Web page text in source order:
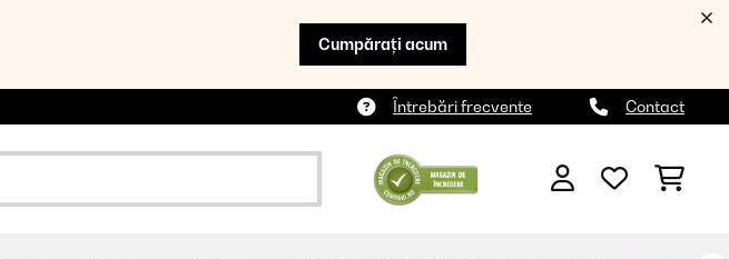
Cumpărați acum
Întrebări frecvente Contact